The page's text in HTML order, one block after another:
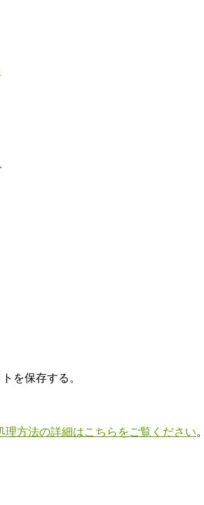
を保存する。
理方法の詳細はこちらをご覧ください。